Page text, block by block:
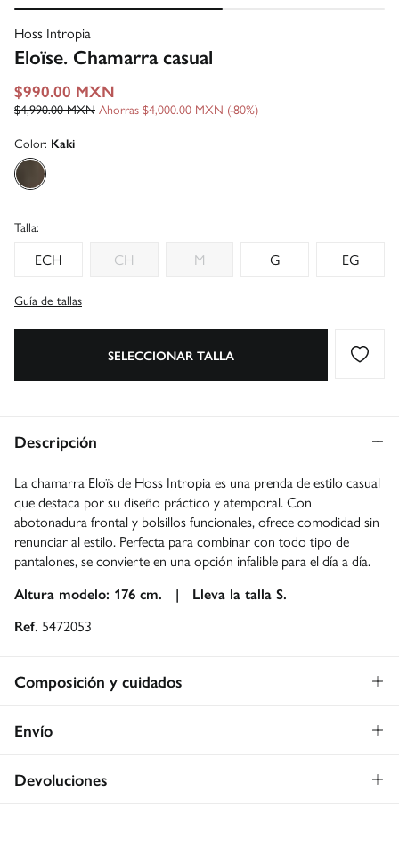
Hoss Intropia
Eloïse. Chamarra casual
$990.00 MXN
$4,990.00 MXN Ahorras $4,000.00 MXN 80
Color: Kaki
Talla:
ECH CH M G EG
Guía de tallas
SELECCIONAR TALLA
Descripción
La chamarra Eloïs de Hoss Intropia es una prenda de estilo casual
que destaca por su diseño práctico y atemporal. Con
abotonadura frontal y bolsillos funcionales, ofrece comodidad sin
renunciar al estilo. Perfecta para combinar con todo tipo de
pantalones, se convierte en una opción infalible para el día a día.
Altura modelo: 176 cm. | Lleva la talla S.
Ref. 5472053
Composición y cuidados
Composición
Envío
Envío a tienda: 2-5 días. Gratis
* Toda la República Mexicana.
Devoluciones